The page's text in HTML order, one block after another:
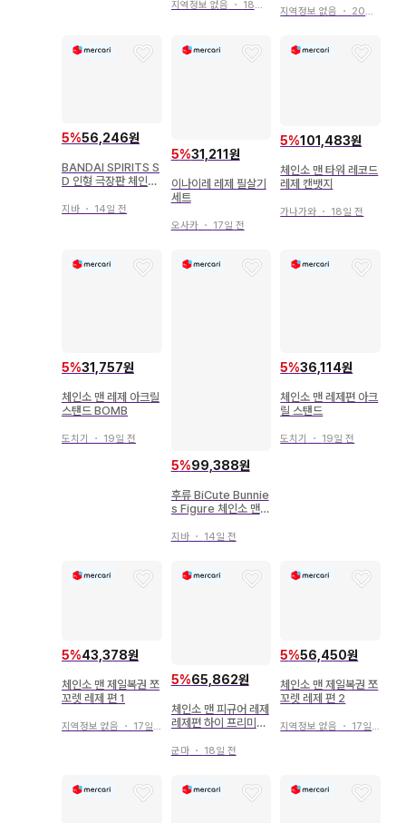
지역정보 없음 ・ 18일 전
지역정보 없음 ・ 20일 전
5%56,246원
BANDAI SPIRITS S
D 인형 극장판 체인소
지바 ・ 14일 전
5%31,211원
이나이레 레제 필살기
세트
오사카・ 17일 전
5%101,483원
체인소 맨 타워 레코드
레제 캔뱃지
가나가와 ・ 18일 전
5%31,757원
체인소 맨 레제 아크릴
스탠드 BOMB
도치기 ・ 19일 전
5%99,388원
후류 BiCute Bunnie
s Figure 체인소 맨
지바・ 14일 전
5%36,114원
체인소 맨 레제편 아크
릴 스탠드
도치기 ・ 19일 전
5%43,378원
체인소 맨 제일복권 쪼
꼬렛 레제 편 1
지역정보 없음 ・ 17일 전
5%65,862원
체인소 맨 피규어 레제
레제편 하이 프리미엄
군마・ 18일 전
5%56,450원
체인소 맨 제일복권 쪼
꼬렛 레제 편 2
지역정보 없음 ・ 17일 전